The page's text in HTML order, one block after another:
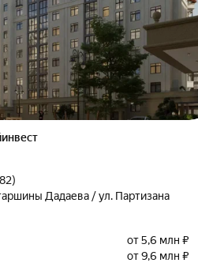
Дадаева / ул. Партизана
от 5,6 млн ₽
от 9,6 млн ₽